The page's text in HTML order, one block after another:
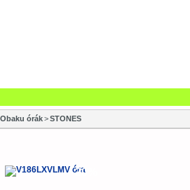
Obaku órák>STONES
-20%